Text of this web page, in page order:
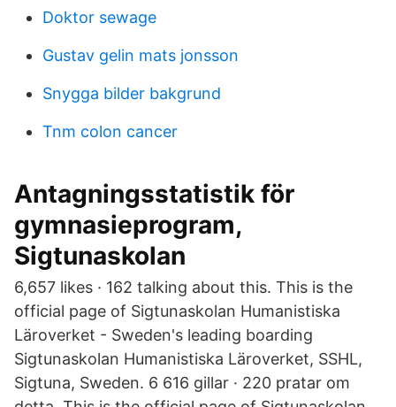
Doktor sewage
Gustav gelin mats jonsson
Snygga bilder bakgrund
Tnm colon cancer
Antagningsstatistik för
gymnasieprogram,
Sigtunaskolan
6,657 likes · 162 talking about this. This is the
official page of Sigtunaskolan Humanistiska
Läroverket - Sweden's leading boarding
Sigtunaskolan Humanistiska Läroverket, SSHL,
Sigtuna, Sweden. 6 616 gillar · 220 pratar om